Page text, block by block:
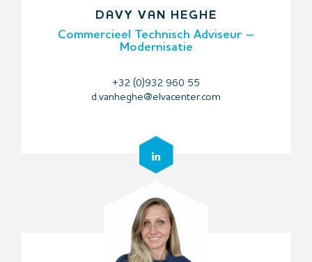
DAVY VAN HEGHE
Commercieel Technisch Adviseur –
Modernisatie
+32 (0)932 960 55
d.vanheghe@elvacenter.com